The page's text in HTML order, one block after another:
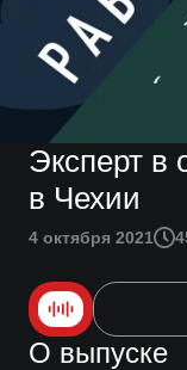
Эксперт в
в Чехии
4 октября 2021
О выпуске